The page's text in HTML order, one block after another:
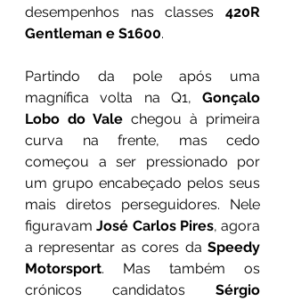
desempenhos nas classes 420R
Gentleman e S1600.
Partindo da pole após uma
magnífica volta na Q1, Gonçalo
Lobo do Vale chegou à primeira
curva na frente, mas cedo
começou a ser pressionado por
um grupo encabeçado pelos seus
mais diretos perseguidores. Nele
figuravam José Carlos Pires, agora
a representar as cores da Speedy
Motorsport. Mas também os
crónicos candidatos Sérgio